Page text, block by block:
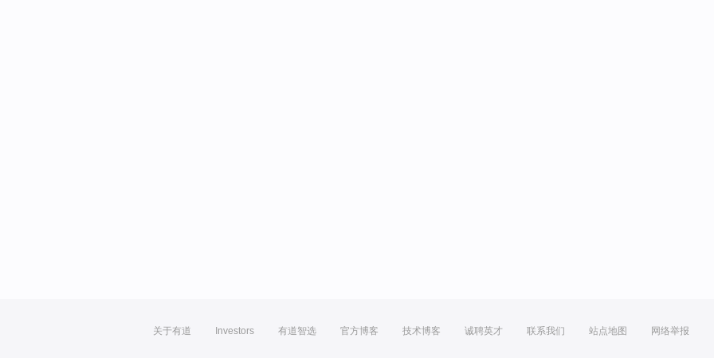
关于有道 Investors 有道智选 官方博客 技术博客 诚聘英才 联系我们 站点地图 网络举报